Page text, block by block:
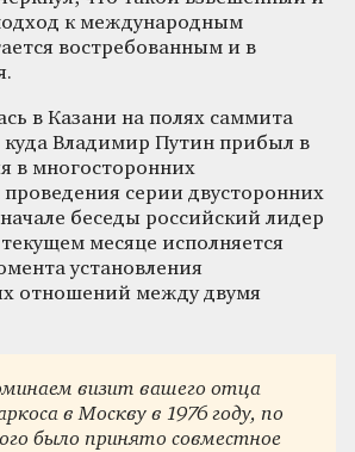
к международным
востребованным и в
в Казани на полях саммита
Владимир Путин прибыл в
в многосторонних
серии двусторонних
беседы российский лидер
месяце исполняется
установления
отношений между двумя
визит вашего отца
в Москву в 1976 году, по
было принято совместное